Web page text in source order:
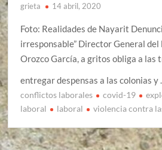
grieta 14 abril, 2020
Foto: Realidades de Nayarit
irresponsable” Director General
Orozco García, a gritos obliga a las
entregar despensas a las colonias y
conflictos laborales covid-19
laboral
laboral violencia contra